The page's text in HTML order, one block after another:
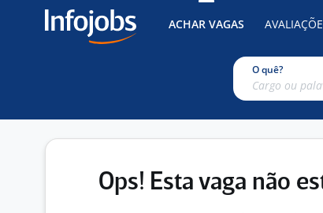
ACHAR VAGAS
O quê?
Ops! Esta vaga não